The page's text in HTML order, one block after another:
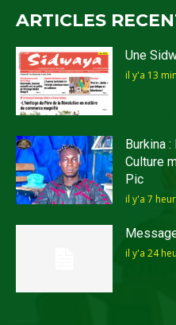
ARTICLES
Une
il y'a 13
Burkina
Culture
Pic
il y'a 7
il y'a 24